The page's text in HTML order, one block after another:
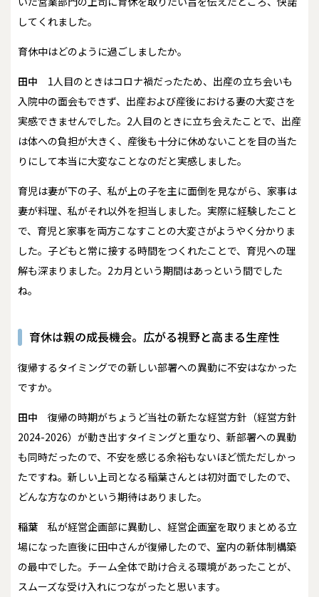
してくれました。
――育休中はどのように過ごしましたか。
田中
1人目のときはコロナ禍だったため、出産の立ち会いも
入院中の面会もできず、出産および産後における妻の大変さを
実感できませんでした。2人目のときに立ち会えたことで、出産
は体への負担が大きく、産後も十分に休めないことを目の当た
りにして本当に大変なことなのだと実感しました。
育児は妻が下の子、私が上の子を主に面倒を見ながら、家事は
妻が料理、私がそれ以外を担当しました。実際に経験したこと
で、育児と家事を両方こなすことの大変さがようやく分かりま
した。子どもと常に接する時間をつくれたことで、育児への理
解も深まりました。2カ月という期間はあっという間でした
ね。
育休は親の成長機会。広がる視野と高まる生産性
――復帰するタイミングでの新しい部署への異動に不安はなかった
ですか。
田中
復帰の時期がちょうど当社の新たな経営方針（経営方針
2024-2026）が動き出すタイミングと重なり、新部署への異動
も同時だったので、不安を感じる余裕もないほど慌ただしかっ
たですね。新しい上司となる稲葉さんとは初対面でしたので、
どんな方なのかという期待はありました。
稲葉
私が経営企画部に異動し、経営企画室を取りまとめる立
場になった直後に田中さんが復帰したので、室内の新体制構築
の最中でした。チーム全体で助け合える環境があったことが、
スムーズな受け入れにつながったと思います。